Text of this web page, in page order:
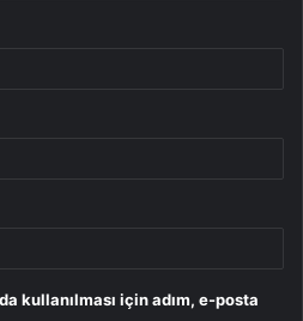
kullanılması için adım, e-posta